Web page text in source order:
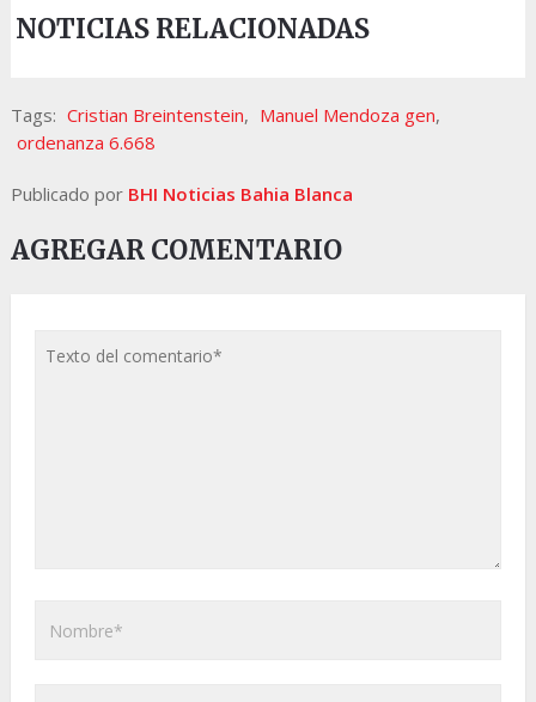
NOTICIAS RELACIONADAS
Tags: Cristian Breintenstein, Manuel Mendoza gen,
ordenanza 6.668
Publicado por BHI Noticias Bahia Blanca
AGREGAR COMENTARIO